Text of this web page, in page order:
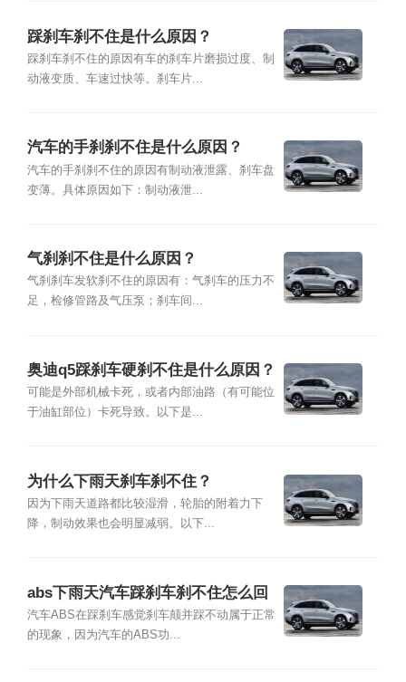
踩刹车刹不住是什么原因？
踩刹车刹不住的原因有车的刹车片磨损过度、制
动液变质、车速过快等。刹车片...
汽车的手刹刹不住是什么原因？
汽车的手刹刹不住的原因有制动液泄露、刹车盘
变薄。具体原因如下：制动液泄...
气刹刹不住是什么原因？
气刹刹车发软刹不住的原因有：气刹车的压力不
足，检修管路及气压泵；刹车间...
奥迪q5踩刹车硬刹不住是什么原因？
可能是外部机械卡死，或者内部油路（有可能位
于油缸部位）卡死导致。以下是...
为什么下雨天刹车刹不住？
因为下雨天道路都比较湿滑，轮胎的附着力下
降，制动效果也会明显减弱。以下...
abs下雨天汽车踩刹车刹不住怎么回
事？
汽车ABS在踩刹车感觉刹车颠并踩不动属于正常
的现象，因为汽车的ABS功...